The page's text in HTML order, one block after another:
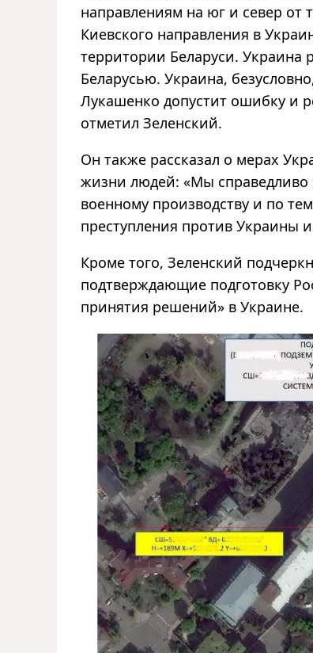
направлениям на юг и север от
Киевского направления в
территории Беларуси. Украина
Беларусью. Украина,
Лукашенко допустит ошибку и
отметил Зеленский.
Он также рассказал о мерах
жизни людей: «Мы
военному производству и по
преступления против Украины
Кроме того, Зеленский
подтверждающие подготовку
принятия решений» в Украине.